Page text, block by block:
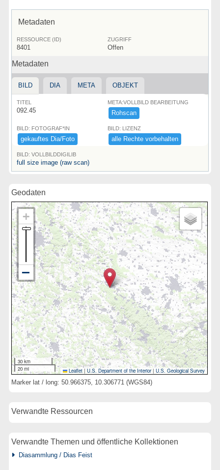
Metadaten
RESSOURCE (ID)
8401
ZUGRIFF
Offen
Metadaten
BILD DIA META OBJEKT
TITEL
092.45
META:VOLLBILD BEARBEITUNG
Rohscan
BILD: FOTOGRAF*IN
gekauftes ​Dia/​Foto
BILD: LIZENZ
alle ​Rechte ​vorbehalten
BILD: VOLLBILDDIGILIB
full size image (raw scan)
Geodaten
30 km
20 mi
Leaflet | U.S. Department of the Interior|U.S. Geological Survey
Marker lat / long: 50.966375, 10.306771 (WGS84)
Verwandte Ressourcen
Verwandte Themen und öffentliche Kollektionen
Diasammlung / Dias Feist